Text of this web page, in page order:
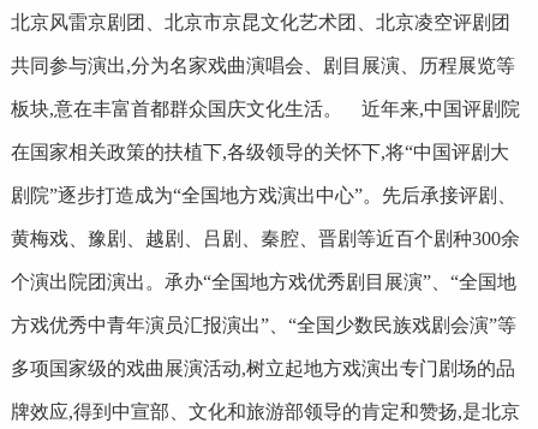
北京风雷京剧团、北京市京昆文化艺术团、北京凌空评剧团
共同参与演出,分为名家戏曲演唱会、剧目展演、历程展览等
板块,意在丰富首都群众国庆文化生活。 近年来,中国评剧院
在国家相关政策的扶植下,各级领导的关怀下,将“中国评剧大
剧院”逐步打造成为“全国地方戏演出中心”。先后承接评剧、
黄梅戏、豫剧、越剧、吕剧、秦腔、晋剧等近百个剧种300余
个演出院团演出。承办“全国地方戏优秀剧目展演”、“全国地
方戏优秀中青年演员汇报演出”、“全国少数民族戏剧会演”等
多项国家级的戏曲展演活动,树立起地方戏演出专门剧场的品
牌效应,得到中宣部、文化和旅游部领导的肯定和赞扬,是北京